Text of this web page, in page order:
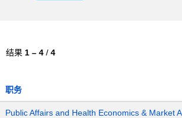
结果 1 – 4 / 4
职务
Public Affairs and Health Economics & Market